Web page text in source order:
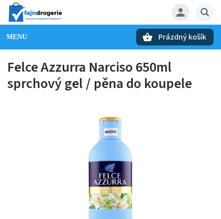
Prázdný košík
Felce Azzurra Narciso 650ml
sprchový gel / pěna do koupele